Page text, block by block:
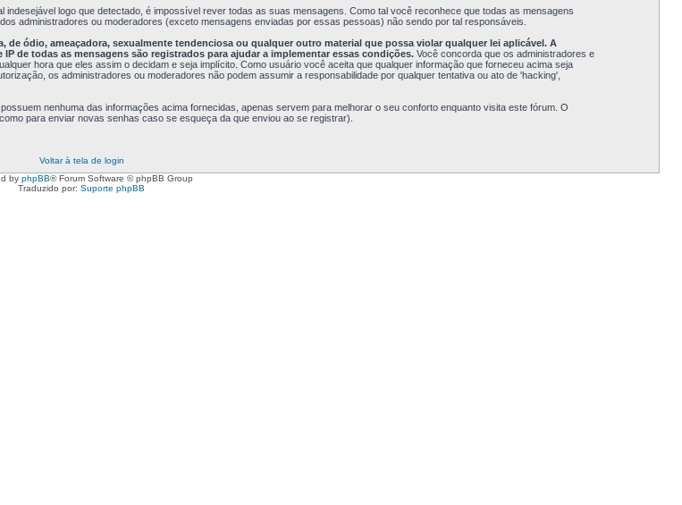
logo que detectado, é impossível rever todas as suas mensagens. Como tal você reconhece que todas as mensagens
administradores ou moderadores (exceto mensagens enviadas por essas pessoas) não sendo por tal responsáveis.
ódio, ameaçadora, sexualmente tendenciosa ou qualquer outro material que possa violar qualquer lei aplicável. A
IP de todas as mensagens são registrados para ajudar a implementar essas condições.Você concorda que os administradores e
hora que eles assim o decidam e seja implícito. Como usuário você aceita que qualquer informação que forneceu acima seja
os administradores ou moderadores não podem assumir a responsabilidade por qualquer tentativa ou ato de 'hacking',
nenhuma das informações acima fornecidas, apenas servem para melhorar o seu conforto enquanto visita este fórum. O
para enviar novas senhas caso se esqueça da que enviou ao se registrar).
Voltar à tela de login
by phpBB® Forum Software © phpBB Group
Traduzido por: Suporte phpBB